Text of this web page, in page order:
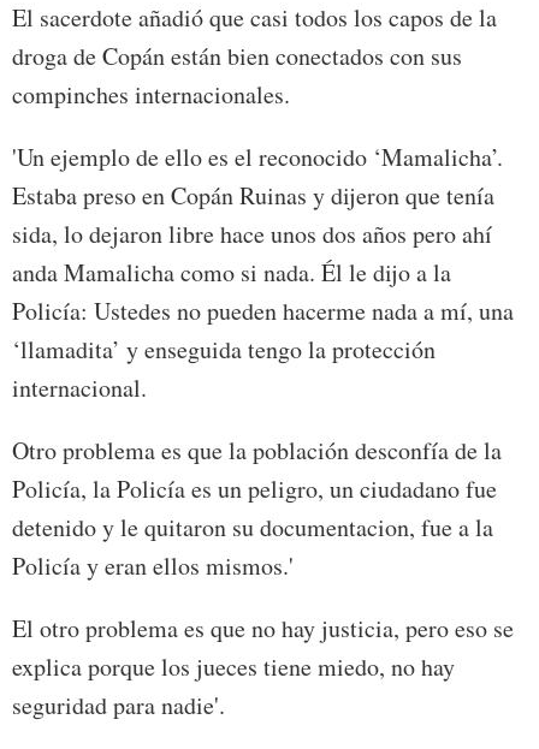
El sacerdote añadió que casi todos los capos de la
droga de Copán están bien conectados con sus
compinches internacionales.
'Un ejemplo de ello es el reconocido ‘Mamalicha’.
Estaba preso en Copán Ruinas y dijeron que tenía
sida, lo dejaron libre hace unos dos años pero ahí
anda Mamalicha como si nada. Él le dijo a la
Policía: Ustedes no pueden hacerme nada a mí, una
‘llamadita’ y enseguida tengo la protección
internacional.
Otro problema es que la población desconfía de la
Policía, la Policía es un peligro, un ciudadano fue
detenido y le quitaron su documentacion, fue a la
Policía y eran ellos mismos.'
El otro problema es que no hay justicia, pero eso se
explica porque los jueces tiene miedo, no hay
seguridad para nadie'.